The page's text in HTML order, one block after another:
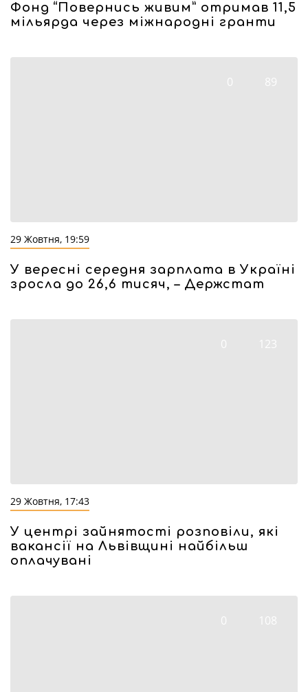
Фонд “Повернись живим” отримав 11,5
мільярда через міжнародні гранти
0 89
29 Жовтня, 19:59
У вересні середня зарплата в Україні
зросла до 26,6 тисяч, – Держстат
0 123
29 Жовтня, 17:43
У центрі зайнятості розповіли, які
вакансії на Львівщині найбільш
оплачувані
0 108